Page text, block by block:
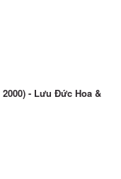
- Lưu Đức Hoa &